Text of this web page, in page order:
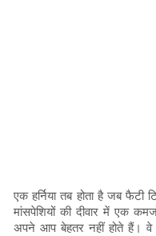
एक हर्निया तब होता है जब
मांसपेशियों की दीवार में एक
अपने आप बेहतर नहीं होते हैं। वे